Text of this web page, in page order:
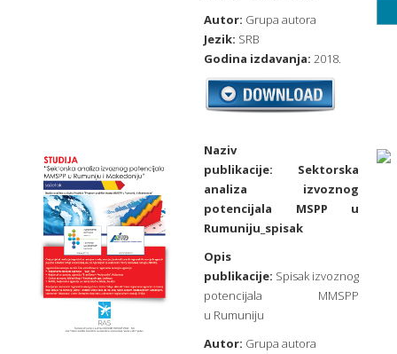
Autor: Grupa autora
Jezik: SRB
Godina izdavanja: 2018.
Naziv
publikacije: Sektorska
analiza izvoznog
potencijala MSPP u
Rumuniju_spisak
Opis
publikacije: Spisak izvoznog
potencijala MMSPP
u Rumuniju
Autor: Grupa autora